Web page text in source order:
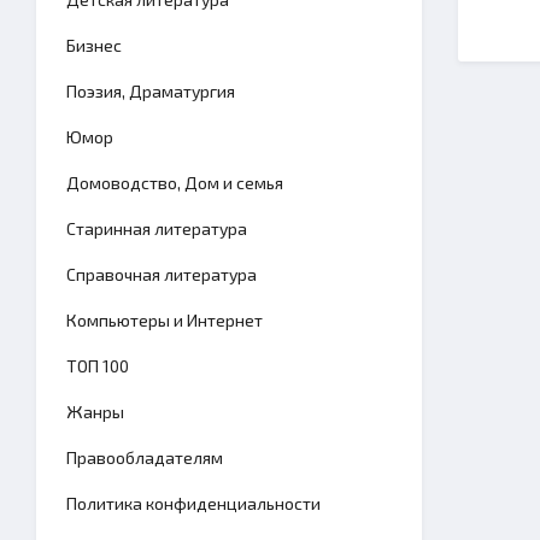
Бизнес
Поэзия, Драматургия
Юмор
Домоводство, Дом и семья
Старинная литература
Справочная литература
Компьютеры и Интернет
TОП 100
Жанры
Правообладателям
Политика конфиденциальности